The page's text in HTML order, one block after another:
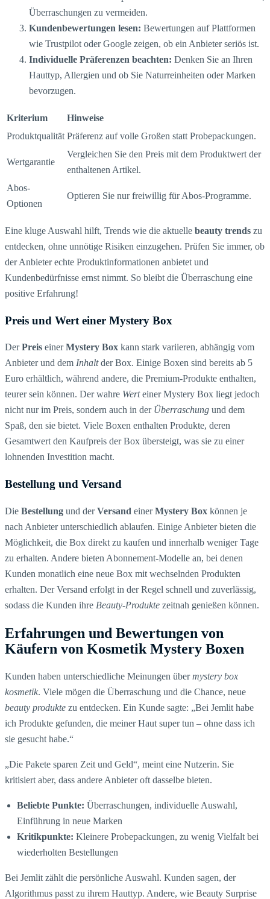
Überraschungen zu vermeiden.
Kundenbewertungen lesen: Bewertungen auf Plattformen
wie Trustpilot oder Google zeigen, ob ein Anbieter seriös ist.
Individuelle Präferenzen beachten: Denken Sie an Ihren
Hauttyp, Allergien und ob Sie Naturreinheiten oder Marken
bevorzugen.
Kriterium
Hinweise
Produktqualität Präferenz auf volle Großen statt Probepackungen.
Wertgarantie
Vergleichen Sie den Preis mit dem Produktwert der
enthaltenen Artikel.
Abos-
Optionen
Optieren Sie nur freiwillig für Abos-Programme.
Eine kluge Auswahl hilft, Trends wie die aktuelle beauty trends zu
entdecken, ohne unnötige Risiken einzugehen. Prüfen Sie immer, ob
der Anbieter echte Produktinformationen anbietet und
Kundenbedürfnisse ernst nimmt. So bleibt die Überraschung eine
positive Erfahrung!
Preis und Wert einer Mystery Box
DerPreis einerMystery Box kann stark variieren, abhängig vom
Anbieter und dem Inhaltder Box. Einige Boxen sind bereits ab 5
Euro erhältlich, während andere, die Premium-Produkte enthalten,
teurer sein können. Der wahre Werteiner Mystery Box liegt jedoch
nicht nur im Preis, sondern auch in der Überraschung und dem
Spaß, den sie bietet. Viele Boxen enthalten Produkte, deren
Gesamtwert den Kaufpreis der Box übersteigt, was sie zu einer
lohnenden Investition macht.
Bestellung und Versand
Die Bestellung und derVersand einerMystery Box können je
nach Anbieter unterschiedlich ablaufen. Einige Anbieter bieten die
Möglichkeit, die Box direkt zu kaufen und innerhalb weniger Tage
zu erhalten. Andere bieten Abonnement-Modelle an, bei denen
Kunden monatlich eine neue Box mit wechselnden Produkten
erhalten. Der Versand erfolgt in der Regel schnell und zuverlässig,
sodass die Kunden ihre Beauty-Produkte zeitnah genießen können.
Erfahrungen und Bewertungen von
Käufern von Kosmetik Mystery Boxen
Kunden haben unterschiedliche Meinungen übermystery box
kosmetik. Viele mögen die Überraschung und die Chance, neue
beauty produkte zu entdecken. Ein Kunde sagte: „Bei Jemlit habe
ich Produkte gefunden, die meiner Haut super tun – ohne dass ich
sie gesucht habe.“
„Die Pakete sparen Zeit und Geld“, meint eine Nutzerin. Sie
kritisiert aber, dass andere Anbieter oft dasselbe bieten.
Beliebte Punkte: Überraschungen, individuelle Auswahl,
Einführung in neue Marken
Kritikpunkte: Kleinere Probepackungen, zu wenig Vielfalt bei
wiederholten Bestellungen
Bei Jemlit zählt die persönliche Auswahl. Kunden sagen, der
Algorithmus passt zu ihrem Hauttyp. Andere, wie Beauty Surprise